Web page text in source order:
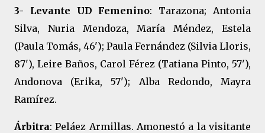
3- Levante UD Femenino: Tarazona; Antonia
Silva, Nuria Mendoza, María Méndez, Estela
(Paula Tomás, 46'); Paula Fernández (Silvia Lloris,
87'), Leire Baños, Carol Férez (Tatiana Pinto, 57'),
Andonova (Erika, 57'); Alba Redondo, Mayra
Ramírez.
Árbitra: Peláez Armillas. Amonestó a la visitante